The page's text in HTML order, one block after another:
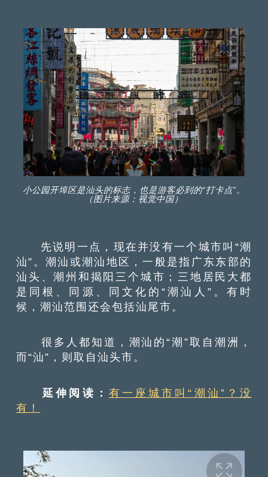
小公园开埠区是汕头的标志，也是游客必到的“打卡点”。
（图片来源：视觉中国）
先说明一点，现在并没有一个城市叫“潮
汕”。潮汕或潮汕地区，一般是指广东东部的
汕头、潮州和揭阳三个城市；三地居民大都
是同根、同源、同文化的“潮汕人”。有时
候，潮汕范围还会包括汕尾市。
很多人都知道，潮汕的“潮”取自潮洲，
而“汕”，则取自汕头市。
延伸阅读： 有一座城市叫“潮汕”？没
有！